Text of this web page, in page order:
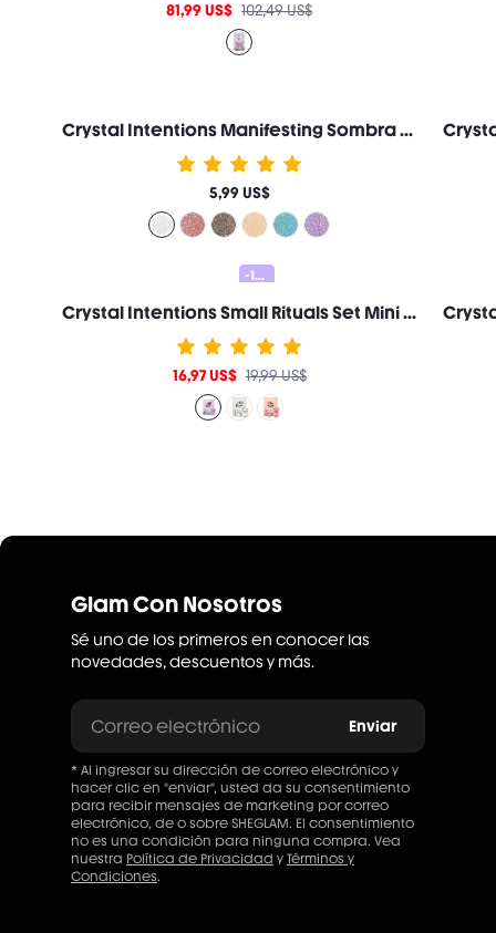
81,99 US$ 102,49 US$
Crystal Intentions Manifesting Sombra de Ojos con Glitter Brillante-Clear Quartz Marca de Belleza Cosmética Maquillaje para Mujeres y Niñas
5,99 US$
-15%
Crystal Intentions Small Rituals Set Mini Colección-Amethyst Marca de Belleza Cosmética Maquillaje para Mujeres y Niñas
16,97 US$ 19,99 US$
Glam Con Nosotros
Sé uno de los primeros en conocer las
novedades, descuentos y más.
Correo electrónico Enviar
* Al ingresar su dirección de correo electrónico y
hacer clic en "enviar", usted da su consentimiento
para recibir mensajes de marketing por correo
electrónico, de o sobre SHEGLAM. El consentimiento
no es una condición para ninguna compra. Vea
nuestra Política de Privacidad y Términos y
Condiciones.